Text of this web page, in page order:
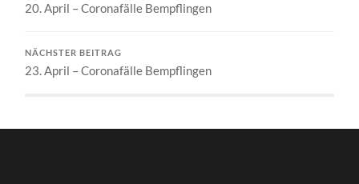
20. April – Coronafälle Bempflingen
NÄCHSTER BEITRAG
23. April – Coronafälle Bempflingen